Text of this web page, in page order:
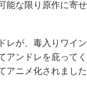
能な限り原作に寄
レが、毒入りワイ
アンドレを庇って
ニメ化されました